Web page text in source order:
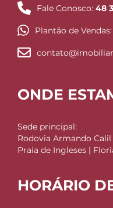
Fale Conosco: 48
Plantão de Vendas:
ONDE
Sede principal:
Rodovia Armando Calil
Praia de Ingleses |
HORÁRIO